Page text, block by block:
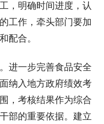
，明确时间进度，认
工作，牵头部门要加
配合。
进一步完善食品安全
纳入地方政府绩效考
，考核结果作为综合
部的重要依据。建立